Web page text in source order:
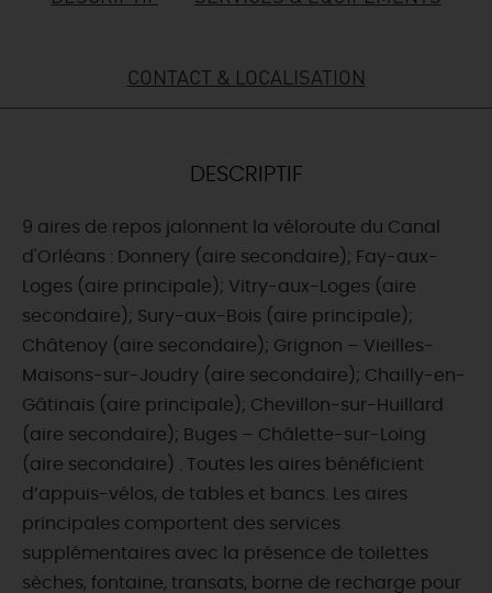
TOUT L'AGENDA
CONTACT & LOCALISATION
DESCRIPTIF
9 aires de repos jalonnent la véloroute du Canal
d'Orléans : Donnery (aire secondaire); Fay-aux-
Loges (aire principale); Vitry-aux-Loges (aire
secondaire); Sury-aux-Bois (aire principale);
Châtenoy (aire secondaire); Grignon – Vieilles-
Maisons-sur-Joudry (aire secondaire); Chailly-en-
Gâtinais (aire principale); Chevillon-sur-Huillard
(aire secondaire); Buges – Châlette-sur-Loing
(aire secondaire) . Toutes les aires bénéficient
d’appuis-vélos, de tables et bancs. Les aires
principales comportent des services
supplémentaires avec la présence de toilettes
sèches, fontaine, transats, borne de recharge pour